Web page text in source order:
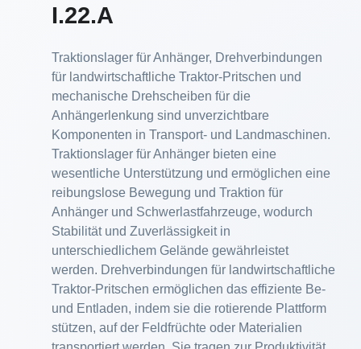
I.22.A
Traktionslager für Anhänger, Drehverbindungen
für landwirtschaftliche Traktor-Pritschen und
mechanische Drehscheiben für die
Anhängerlenkung sind unverzichtbare
Komponenten in Transport- und Landmaschinen.
Traktionslager für Anhänger bieten eine
wesentliche Unterstützung und ermöglichen eine
reibungslose Bewegung und Traktion für
Anhänger und Schwerlastfahrzeuge, wodurch
Stabilität und Zuverlässigkeit in
unterschiedlichem Gelände gewährleistet
werden. Drehverbindungen für landwirtschaftliche
Traktor-Pritschen ermöglichen das effiziente Be-
und Entladen, indem sie die rotierende Plattform
stützen, auf der Feldfrüchte oder Materialien